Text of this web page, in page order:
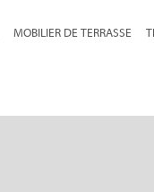
MOBILIER DE TERRASSE